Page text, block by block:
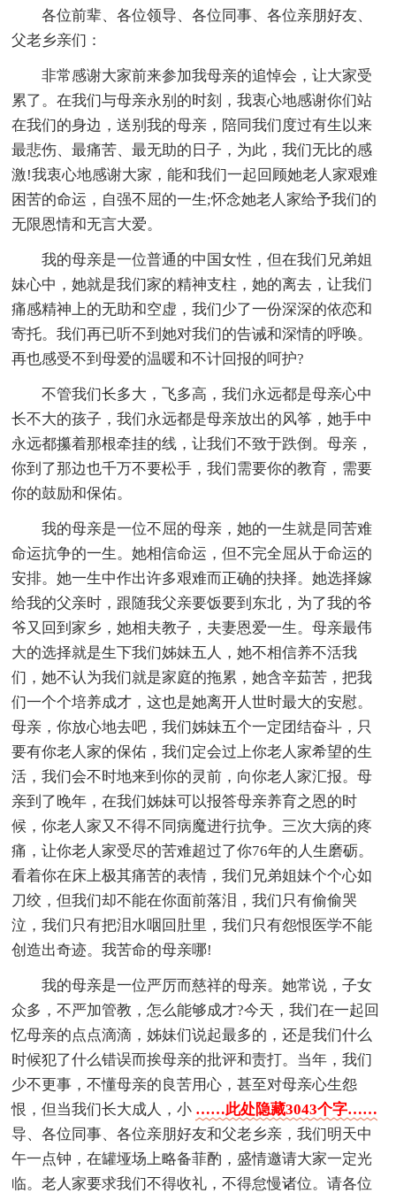
各位前辈、各位领导、各位同事、各位亲朋好友、
父老乡亲们：
非常感谢大家前来参加我母亲的追悼会，让大家受
累了。在我们与母亲永别的时刻，我衷心地感谢你们站
在我们的身边，送别我的母亲，陪同我们度过有生以来
最悲伤、最痛苦、最无助的日子，为此，我们无比的感
激!我衷心地感谢大家，能和我们一起回顾她老人家艰难
困苦的命运，自强不屈的一生;怀念她老人家给予我们的
无限恩情和无言大爱。
我的母亲是一位普通的中国女性，但在我们兄弟姐
妹心中，她就是我们家的精神支柱，她的离去，让我们
痛感精神上的无助和空虚，我们少了一份深深的依恋和
寄托。我们再已听不到她对我们的告诫和深情的呼唤。
再也感受不到母爱的温暖和不计回报的呵护?
不管我们长多大，飞多高，我们永远都是母亲心中
长不大的孩子，我们永远都是母亲放出的风筝，她手中
永远都攥着那根牵挂的线，让我们不致于跌倒。母亲，
你到了那边也千万不要松手，我们需要你的教育，需要
你的鼓励和保佑。
我的母亲是一位不屈的母亲，她的一生就是同苦难
命运抗争的一生。她相信命运，但不完全屈从于命运的
安排。她一生中作出许多艰难而正确的抉择。她选择嫁
给我的父亲时，跟随我父亲要饭要到东北，为了我的爷
爷又回到家乡，她相夫教子，夫妻恩爱一生。母亲最伟
大的选择就是生下我们姊妹五人，她不相信养不活我
们，她不认为我们就是家庭的拖累，她含辛茹苦，把我
们一个个培养成才，这也是她离开人世时最大的安慰。
母亲，你放心地去吧，我们姊妹五个一定团结奋斗，只
要有你老人家的保佑，我们定会过上你老人家希望的生
活，我们会不时地来到你的灵前，向你老人家汇报。母
亲到了晚年，在我们姊妹可以报答母亲养育之恩的时
候，你老人家又不得不同病魔进行抗争。三次大病的疼
痛，让你老人家受尽的苦难超过了你76年的人生磨砺。
看着你在床上极其痛苦的表情，我们兄弟姐妹个个心如
刀绞，但我们却不能在你面前落泪，我们只有偷偷哭
泣，我们只有把泪水咽回肚里，我们只有怨恨医学不能
创造出奇迹。我苦命的母亲哪!
我的母亲是一位严厉而慈祥的母亲。她常说，子女
众多，不严加管教，怎么能够成才?今天，我们在一起回
忆母亲的点点滴滴，姊妹们说起最多的，还是我们什么
时候犯了什么错误而挨母亲的批评和责打。当年，我们
少不更事，不懂母亲的良苦用心，甚至对母亲心生怨
恨，但当我们长大成人，小 ……此处隐藏3043个字……
导、各位同事、各位亲朋好友和父老乡亲，我们明天中
午一点钟，在罐垭场上略备菲酌，盛情邀请大家一定光
临。老人家要求我们不得收礼，不得怠慢诸位。请各位